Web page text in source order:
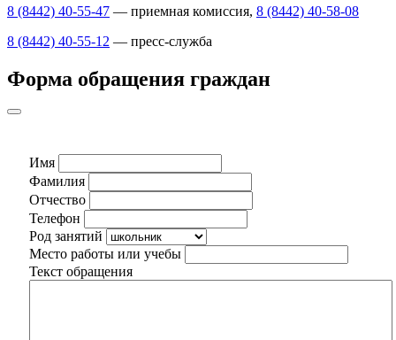
8 (8442) 40-55-47 — приемная комиссия, 8 (8442) 40-58-08
8 (8442) 40-55-12 — пресс-служба
Форма обращения граждан
Имя
Фамилия
Отчество
Телефон
Род занятий
Место работы или учебы
Текст обращения